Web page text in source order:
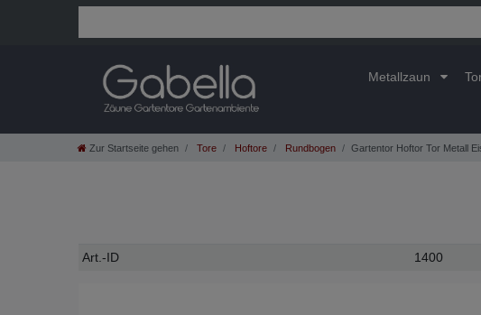
Metallzaun
Zur Startseite gehen Tore Hoftore Rundbogen Gartentor Hoftor Tor Metall
Technisches
Wert
Art.-ID 1400